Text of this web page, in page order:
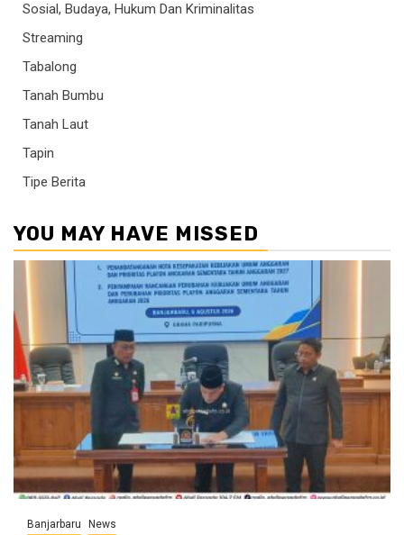
Sosial, Budaya, Hukum Dan Kriminalitas
Streaming
Tabalong
Tanah Bumbu
Tanah Laut
Tapin
Tipe Berita
YOU MAY HAVE MISSED
Banjarbaru News